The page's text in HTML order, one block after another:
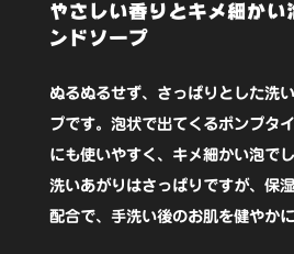
ド
ソ
ー
プ
330ml【パ
ッ
ク
やさしい香りとキメ細かい
ンドソープ
ぬるぬるせず、さっぱりとした洗
プです。泡状で出てくるポンプタ
にも使いやすく、キメ細かい泡で
洗いあがりはさっぱりですが、保
配合で、手洗い後のお肌を健やかに